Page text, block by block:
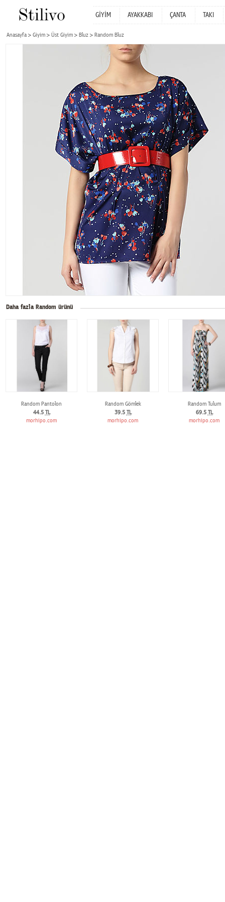
GİYİM AYAKKABI ÇANTA TAKI
Anasayfa Giyim Üst Giyim Bluz Random Bluz
Daha fazla Random ürünü
Random Pantolon
44.5 TL
morhipo.com
Random Gömlek
39.5 TL
morhipo.com
Random Tulum
69.5 TL
morhipo.com